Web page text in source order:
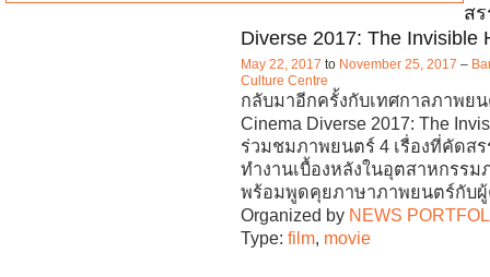
ส
Diverse 2017: The Invisible
May 22, 2017 to November 25, 2017 –
Culture Centre
กลับมาอีกครั้งกับเทศกาลภาพย
Cinema Diverse 2017: The
ร่วมชมภาพยนตร์ 4 เรื่องที่คัดส
ทำงานเบื้องหลังในอุตสาหกรร
พร้อมพูดคุยภาษาภาพยนตร์กับผู้
Organized by NEWS
Type: film movie